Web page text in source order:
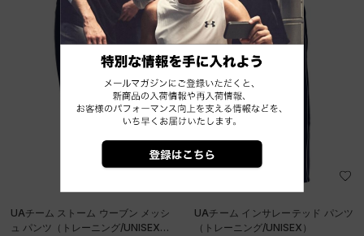
UAチーム ストーム ウーブン メッシ
ュ パンツ（トレーニング/UNISEX）
UAチーム インサレーテッド パンツ
（トレーニング/UNISEX）